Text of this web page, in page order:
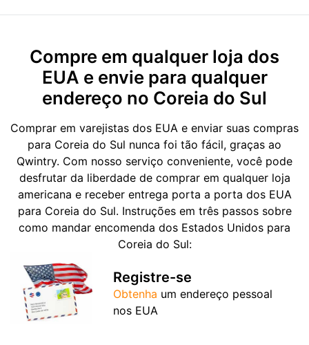
Compre em qualquer loja dos
EUA e envie para qualquer
endereço no Coreia do Sul
Comprar em varejistas dos EUA e enviar suas compras
para Coreia do Sul nunca foi tão fácil, graças ao
Qwintry. Com nosso serviço conveniente, você pode
desfrutar da liberdade de comprar em qualquer loja
americana e receber entrega porta a porta dos EUA
para Coreia do Sul. Instruções em três passos sobre
como mandar encomenda dos Estados Unidos para
Coreia do Sul:
Registre-se
Obtenha um endereço pessoal
nos EUA